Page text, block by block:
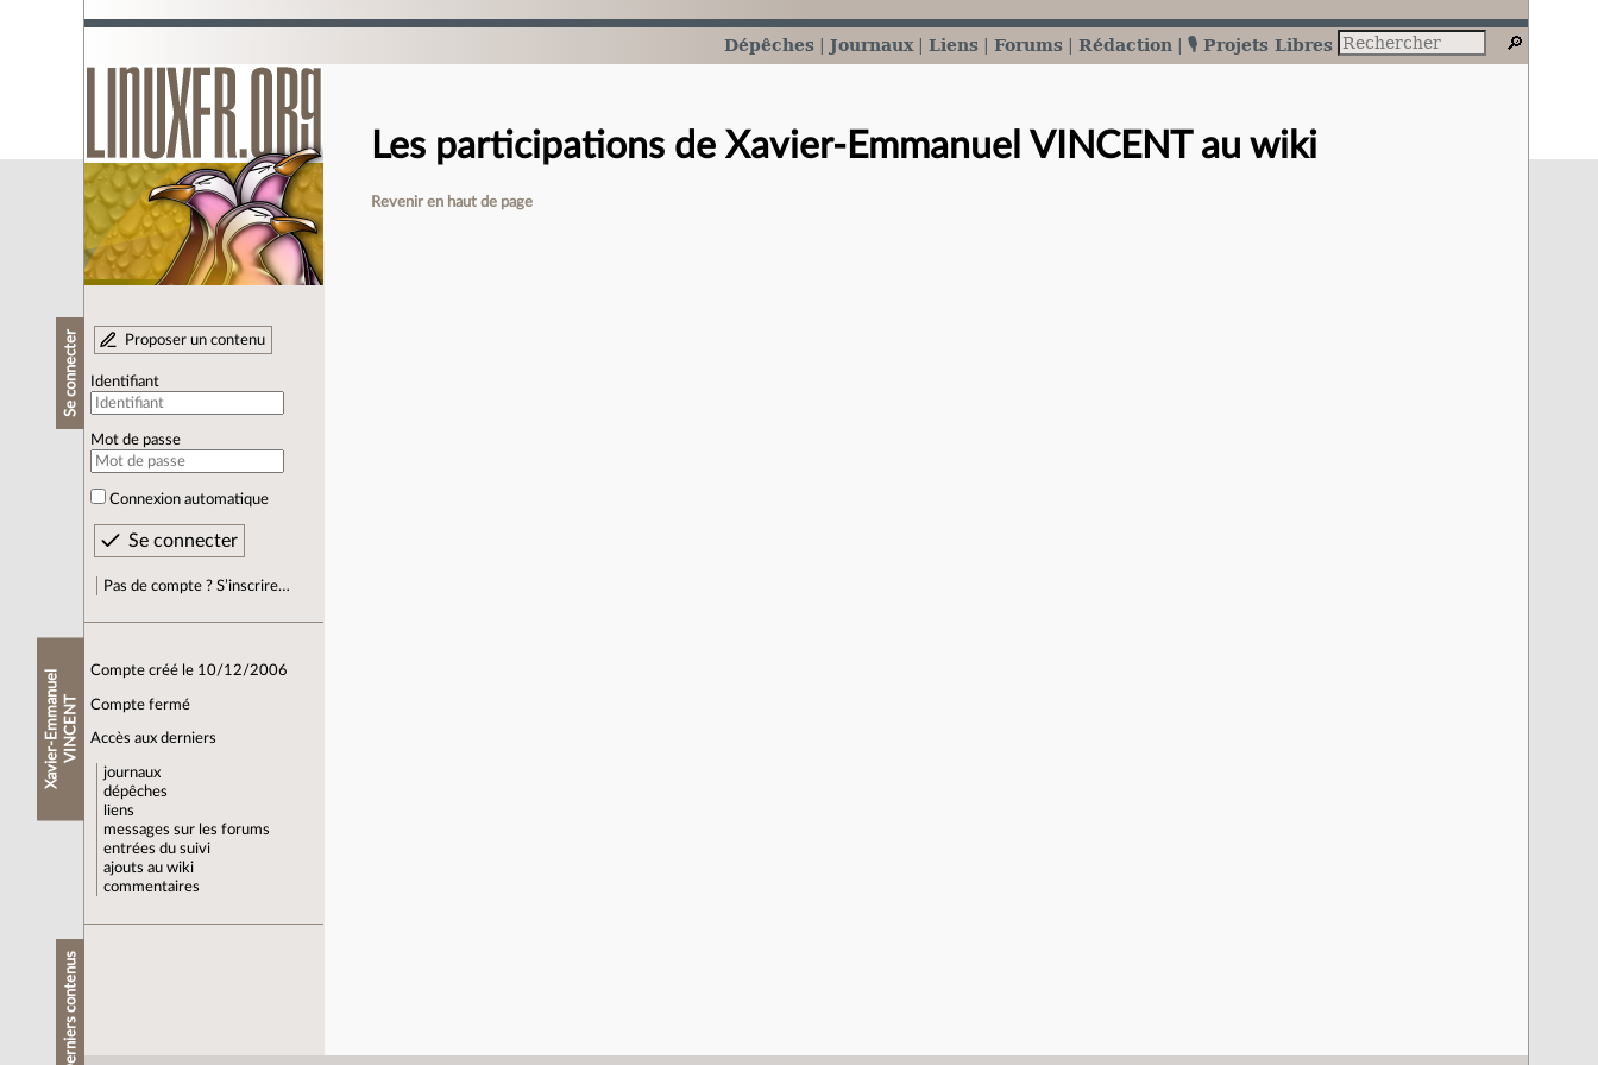
Dépêches Journaux Liens Forums Rédaction 🎙️ Projets Libres
Se connecter Proposer un contenu
Identifiant
Mot de passe
Connexion automatique
Pas de compte ? S’inscrire…
X
a
v
i
e
r
-
E
m
m
a
n
u
e
l
V
I
N
C
E
NT
Compte créé le 10/12/2006
Compte fermé
Accès aux derniers
journaux
dépêches
liens
messages sur les forums
entrées du suivi
ajouts au wiki
commentaires
Derniers contenus
Les participations de Xavier-Emmanuel VINCENT au wiki
Revenir en haut de page